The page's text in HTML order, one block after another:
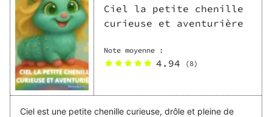
Ciel la petite chenille
curieuse et aventurière
Note moyenne :
4.94 (8)
Ciel est une petite chenille curieuse, drôle et pleine de